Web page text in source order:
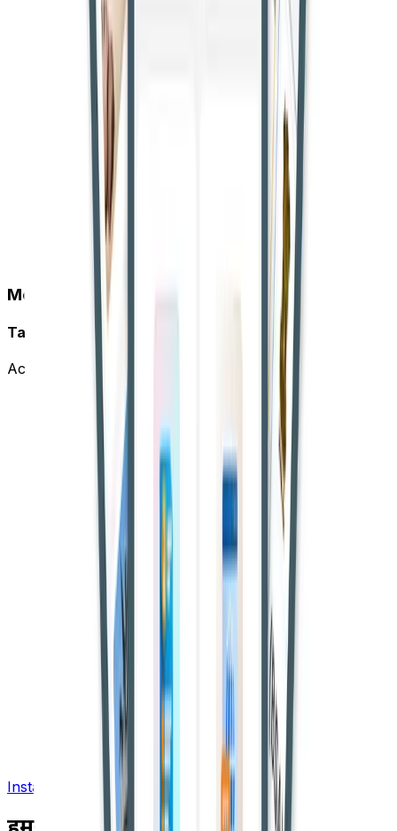
Mobile App
Take CourtBook Everywhere
Access your account on the go with our mobile app.
Install App